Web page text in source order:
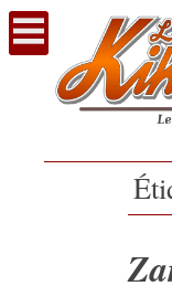
Voir
contenu